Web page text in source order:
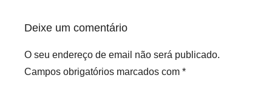
Deixe um comentário
O seu endereço de email não será publicado.
Campos obrigatórios marcados com *